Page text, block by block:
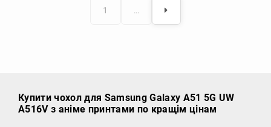
1 …
Купити чохол для Samsung Galaxy A51 5G UW
A516V з аніме принтами по кращім цінам